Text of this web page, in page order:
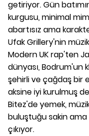
getiriyor. Gün
kurgusu, minimal
abartısız ama
Ufak Grillery'nin
Modern UK rap'ten
dünyası, Bodrum'un
şehirli ve çağdaş bir
aksine iyi kurulmuş
Bitez'de yemek,
buluştuğu sakin
çıkıyor.